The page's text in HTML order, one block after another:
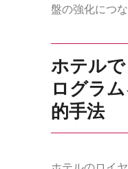
盤の強化につな
ホテル
ログラ
的手法